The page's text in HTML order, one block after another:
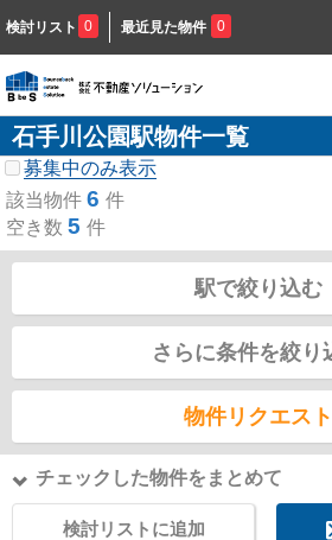
検討リスト 0 最近見た物件 0
石手川公園駅物件一覧
募集中のみ表示
該当物件 6 件
空き数 5 件
駅で絞り込む
さらに条件を絞り
物件リクエスト
チェックした物件をまとめて
検討リストに追加